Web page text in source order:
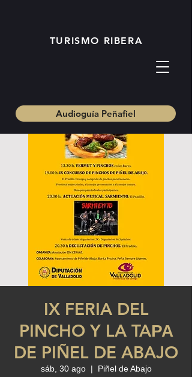
TURISMO RIBERA
Audioguía Peñafiel
IX FERIA DEL
PINCHO Y LA TAΡΑ
DE PIÑEL DE ABAJO
sáb, 30 ago
  |
Piñel de Abajo